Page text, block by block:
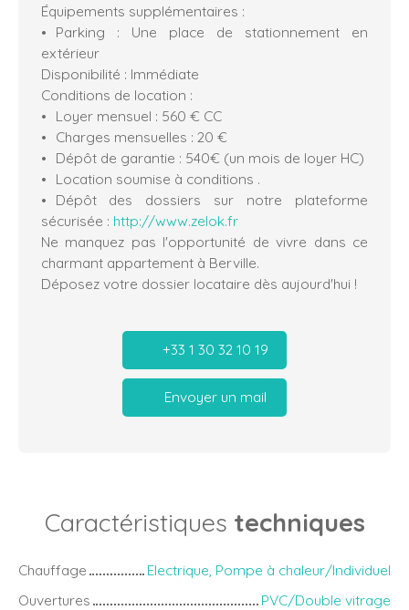
Équipements supplémentaires :
Parking : Une place de stationnement en
extérieur
Disponibilité : Immédiate
Conditions de location :
Loyer mensuel : 560 € CC
Charges mensuelles : 20 €
Dépôt de garantie : 540€ (un mois de loyer HC)
Location soumise à conditions .
Dépôt des dossiers sur notre plateforme
sécurisée : http://www.zelok.fr
Ne manquez pas l'opportunité de vivre dans ce
charmant appartement à Berville.
Déposez votre dossier locataire dès aujourd'hui !
+33 1 30 32 10 19
Envoyer un mail
Caractéristiques techniques
Chauffage
Electrique, Pompe à chaleur/Individuel
Ouvertures
PVC/Double vitrage